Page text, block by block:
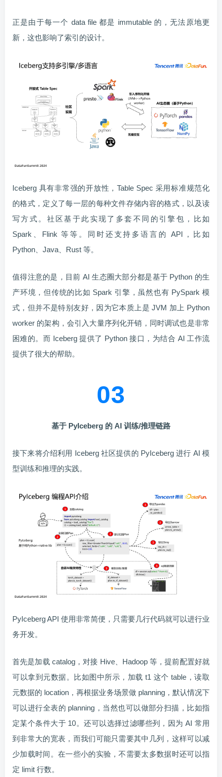
正是由于每一个 data file 都是 immutable 的，无法原地更
新，这也影响了索引的设计。
Iceberg 具有非常强的开放性，Table Spec 采用标准规范化
的格式，定义了每一层的每种文件存储内容的格式，以及读
写方式。社区基于此实现了多套不同的引擎包，比如
Spark、Flink 等等。同时还支持多语言的 API，比如
Python、Java、Rust 等。
值得注意的是，目前 AI 生态圈大部分都是基于 Python 的生
产环境，但传统的比如 Spark 引擎，虽然也有 PySpark 模
式，但并不是特别友好，因为它本质上是 JVM 加上 Python
worker 的架构，会引入大量序列化开销，同时调试也是非常
困难的。而 Iceberg 提供了 Python 接口，为结合 AI 工作流
提供了很大的帮助。
03
基于 PyIceberg 的 AI 训练/推理链路
接下来将介绍利用 Iceberg 社区提供的 PyIceberg 进行 AI 模
型训练和推理的实践。
PyIceberg API 使用非常简便，只需要几行代码就可以进行业
务开发。
首先是加载 catalog，对接 Hive、Hadoop 等，提前配置好就
可以拿到元数据。比如图中所示，加载 t1 这个 table，读取
元数据的 location，再根据业务场景做 planning，默认情况下
可以进行全表的 planning，当然也可以做部分扫描，比如指
定某个条件大于 10。还可以选择过滤哪些列，因为 AI 常用
到非常大的宽表，而我们可能只需要其中几列，这样可以减
少加载时间。在一些小的实验，不需要太多数据时还可以指
定 limit 行数。